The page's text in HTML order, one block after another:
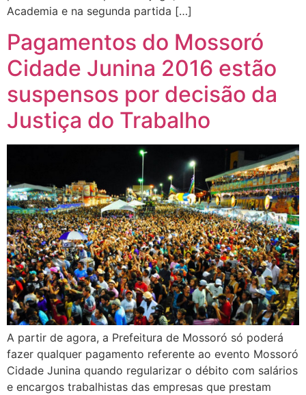
Academia e na segunda partida […]
Pagamentos do Mossoró
Cidade Junina 2016 estão
suspensos por decisão da
Justiça do Trabalho
A partir de agora, a Prefeitura de Mossoró só poderá
fazer qualquer pagamento referente ao evento Mossoró
Cidade Junina quando regularizar o débito com salários
e encargos trabalhistas das empresas que prestam